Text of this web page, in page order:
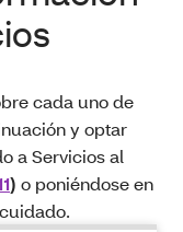
cada uno de
y optar
a Servicios al
) o poniéndose en